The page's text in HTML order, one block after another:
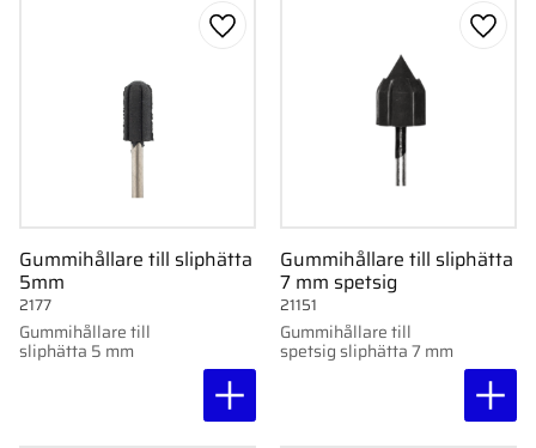
Gummihållare till sliphätta
5mm
Gummihållare till
sliphätta 5 mm
2177
Lägg till i favoriter
Gummihållare till sliphätta
7 mm spetsig
Gummihållare till
spetsig sliphätta 7 mm
21151
Lägg